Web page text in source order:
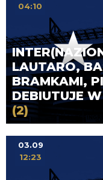
LAUTARO,
BRAMKAMI,
DEBIUTUJE
(2)
04:10
03.09
12:23